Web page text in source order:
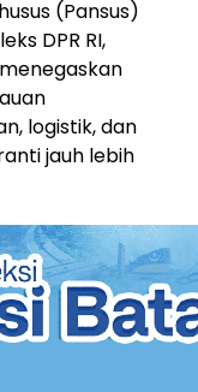
(Pansus)
DPR RI,
logistik, dan
jauh lebih